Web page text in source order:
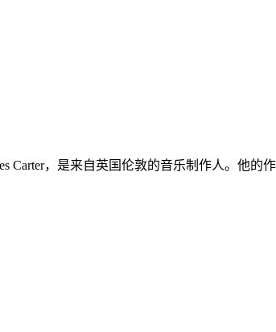
Carter，是来自英国伦敦的音乐制作人。他的